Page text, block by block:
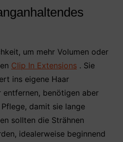
um mehr Volumen oder
Clip In Extensions. Sie
ins eigene Haar
entfernen, benötigen aber
damit sie lange
sollten die Strähnen
idealerweise beginnend